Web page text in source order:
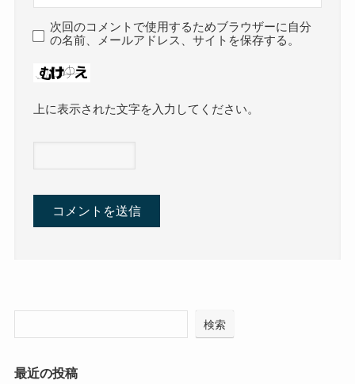
次回のコメントで使用するためブラウザーに自分
の名前、メールアドレス、サイトを保存する。
上に表示された文字を入力してください。
検索
最近の投稿